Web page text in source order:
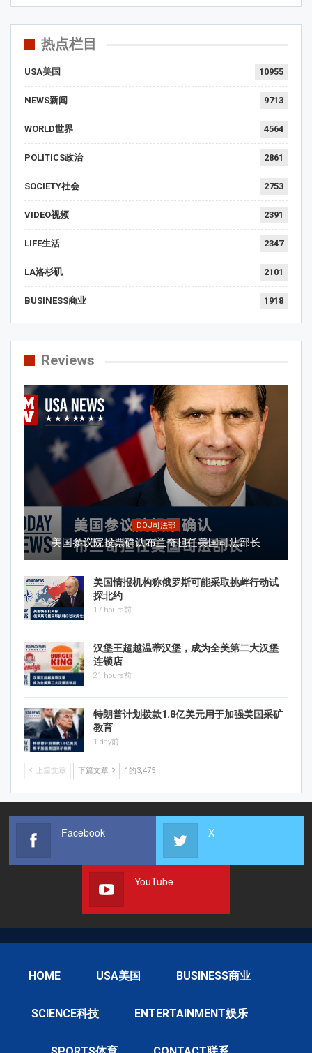
热点栏目
USA美国 10955
NEWS新闻 9713
WORLD世界 4564
POLITICS政治 2861
SOCIETY社会 2753
VIDEO视频 2391
LIFE生活 2347
LA洛杉矶 2101
BUSINESS商业 1918
Reviews
DOJ司法部
美国参议院投票确认布兰奇担任美国司法部长
美国情报机构称俄罗斯可能采取挑衅行动试
探北约
17 hours前
汉堡王超越温蒂汉堡，成为全美第二大汉堡
连锁店
21 hours前
特朗普计划拨款1.8亿美元用于加强美国采矿
教育
1 day前
上篇文章 下篇文章 1的3,475
Facebook X
YouTube
HOME USA美国 BUSINESS商业
SCIENCE科技 ENTERTAINMENT娱乐